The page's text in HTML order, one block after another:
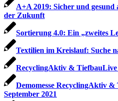
A+A 2019: Sicher und gesund
der Zukunft
Sortierung 4.0: Ein „zweites
Textilien im Kreislauf: Suche
RecyclingAktiv & TiefbauLive
Demomesse RecyclingAktiv
September 2021